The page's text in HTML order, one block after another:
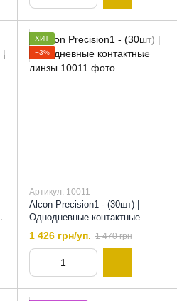
ХИТ
−3%
Артикул: 10011
Alcon Precision1 - (30шт) |
Однодневные контактные
линзы , 8,3
1 426 грн/уп. 1 470 грн